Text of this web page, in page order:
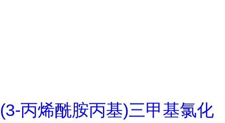
(3-丙烯酰胺丙基)三甲基氯化